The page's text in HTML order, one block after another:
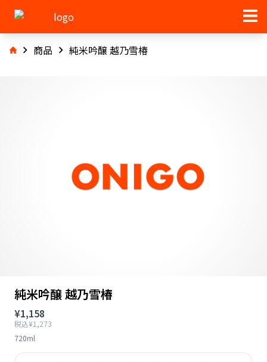
商品 純米吟醸 越乃雪椿
純米吟醸 越乃雪椿
¥1,158
税込¥1,273
720ml